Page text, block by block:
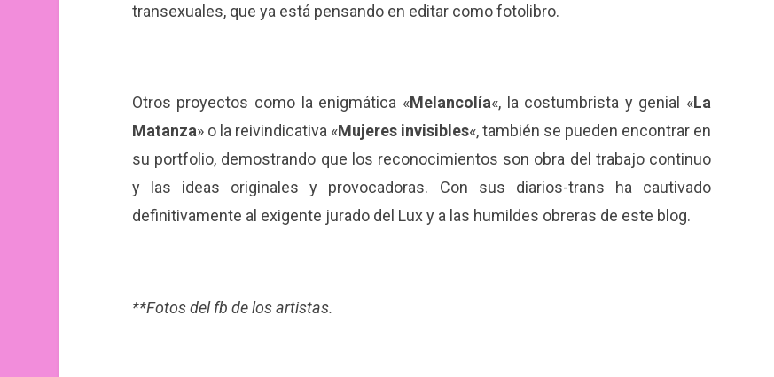
transexuales, que ya está pensando en editar como fotolibro.
Otros proyectos como la enigmática «Melancolía«, la costumbrista y genial «La
Matanza» o la reivindicativa «Mujeres invisibles«, también se pueden encontrar en
su portfolio, demostrando que los reconocimientos son obra del trabajo continuo
y las ideas originales y provocadoras. Con sus diarios-trans ha cautivado
definitivamente al exigente jurado del Lux y a las humildes obreras de este blog.
**Fotos del fb de los artistas.